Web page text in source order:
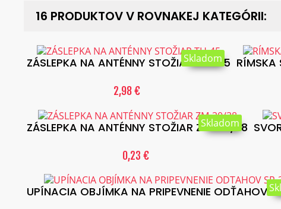
16 PRODUKTOV V ROVNAKEJ KATEGÓRII:
ZÁSLEPKA NA ANTÉNNY STOŽIAR TH-45
2,98 €
Skladom RÍMSKA
ZÁSLEPKA NA ANTÉNNY STOŽIAR ZM-30/38
0,23 €
Skladom
UPÍNACIA OBJÍMKA NA PRIPEVNENIE ODŤAHOV